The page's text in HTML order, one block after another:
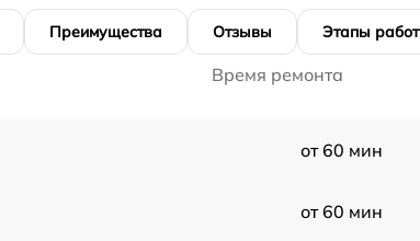
Преимущества Отзывы Этапы работ
Время ремонта
от 60 мин
от 60 мин